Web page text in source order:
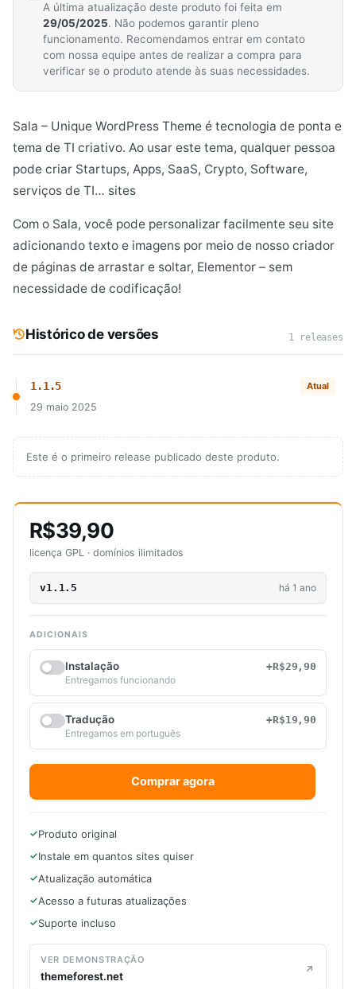
A última atualização deste produto foi feita em
29/05/2025. Não podemos garantir pleno
funcionamento. Recomendamos entrar em contato
com nossa equipe antes de realizar a compra para
verificar se o produto atende às suas necessidades.
Sala – Unique WordPress Theme é tecnologia de ponta e
tema de TI criativo. Ao usar este tema, qualquer pessoa
pode criar Startups, Apps, SaaS, Crypto, Software,
serviços de TI… sites
Com o Sala, você pode personalizar facilmente seu site
adicionando texto e imagens por meio de nosso criador
de páginas de arrastar e soltar, Elementor – sem
necessidade de codificação!
Histórico de versões 1 releases
1.1.5 Atual
29 maio 2025
Este é o primeiro release publicado deste produto.
R$39,90
licença GPL · domínios ilimitados
v1.1.5 há 1 ano
ADICIONAIS
Instalação
+R$29,90
Entregamos funcionando
Tradução
+R$19,90
Entregamos em português
Comprar agora
Produto original
Instale em quantos sites quiser
Atualização automática
Acesso a futuras atualizações
Suporte incluso
VER DEMONSTRAÇÃO
themeforest.net